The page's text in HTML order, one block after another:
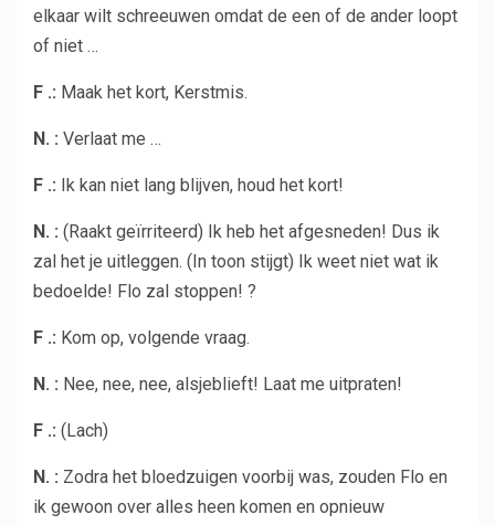
elkaar wilt schreeuwen omdat de een of de ander loopt
of niet …
F .: Maak het kort, Kerstmis.
N. : Verlaat me …
F .: Ik kan niet lang blijven, houd het kort!
N. : (Raakt geïrriteerd) Ik heb het afgesneden! Dus ik
zal het je uitleggen. (In toon stijgt) Ik weet niet wat ik
bedoelde! Flo zal stoppen! ?
F .: Kom op, volgende vraag.
N. : Nee, nee, nee, alsjeblieft! Laat me uitpraten!
F .: (Lach)
N. : Zodra het bloedzuigen voorbij was, zouden Flo en
ik gewoon over alles heen komen en opnieuw